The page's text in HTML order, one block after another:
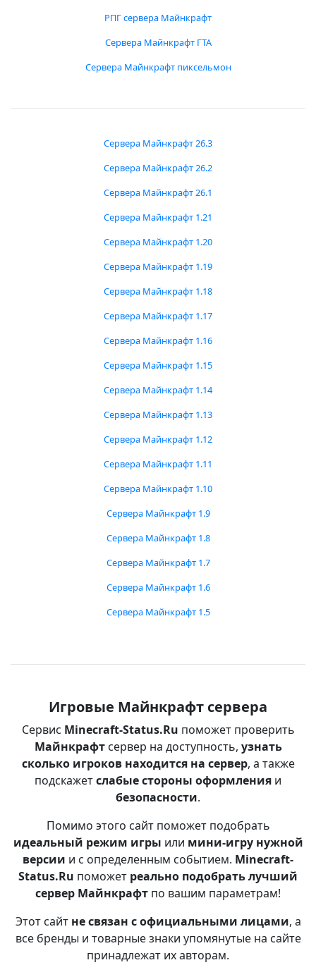
РПГ сервера Майнкрафт
Сервера Майнкрафт ГТА
Сервера Майнкрафт пиксельмон
Сервера Майнкрафт 26.3
Сервера Майнкрафт 26.2
Сервера Майнкрафт 26.1
Сервера Майнкрафт 1.21
Сервера Майнкрафт 1.20
Сервера Майнкрафт 1.19
Сервера Майнкрафт 1.18
Сервера Майнкрафт 1.17
Сервера Майнкрафт 1.16
Сервера Майнкрафт 1.15
Сервера Майнкрафт 1.14
Сервера Майнкрафт 1.13
Сервера Майнкрафт 1.12
Сервера Майнкрафт 1.11
Сервера Майнкрафт 1.10
Сервера Майнкрафт 1.9
Сервера Майнкрафт 1.8
Сервера Майнкрафт 1.7
Сервера Майнкрафт 1.6
Сервера Майнкрафт 1.5
Игровые Майнкрафт сервера
Сервис Minecraft-Status.Ru поможет проверить
Майнкрафтсервер на доступность, узнать
сколько игроков находится на сервер, а также
подскажетслабые стороны оформления и
безопасности.
Помимо этого сайт поможет подобрать
идеальный режим игры или мини-игру нужной
версии и с определенным событием. Minecraft-
Status.Ru поможет реально подобрать лучший
сервер Майнкрафт по вашим параметрам!
Этот сайт не связан с официальными лицами, а
все бренды и товарные знаки упомянутые на сайте
принадлежат их авторам.